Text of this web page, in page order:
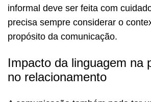
informal deve ser feita com
precisa sempre considerar o
propósito da comunicação.
Impacto da linguagem na
no relacionamento